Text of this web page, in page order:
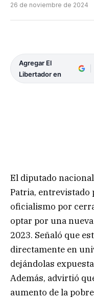
26 de noviembre de 2024
Agregar El
Libertador en
El diputado
Patria, entrevistado
oficialismo por
optar por una
2023. Señaló que
directamente en
dejándolas
Además, advirtió
aumento de la